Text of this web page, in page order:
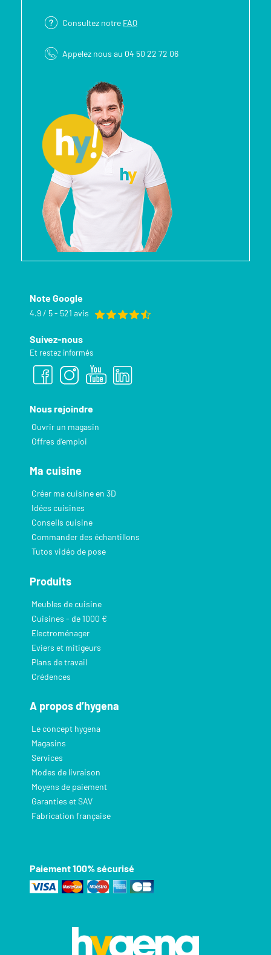
Consultez notre FAQ
Appelez nous au 04 50 22 72 06
Note Google
4.9 / 5 - 521 avis
Suivez-nous
Et restez informés
Nous rejoindre
Ouvrir un magasin
Offres d’emploi
Ma cuisine
Créer ma cuisine en 3D
Idées cuisines
Conseils cuisine
Commander des échantillons
Tutos vidéo de pose
Produits
Meubles de cuisine
Cuisines - de 1000 €
Electroménager
Eviers et mitigeurs
Plans de travail
Crédences
A propos d’hygena
Le concept hygena
Magasins
Services
Modes de livraison
Moyens de paiement
Garanties et SAV
Fabrication française
Paiement 100% sécurisé